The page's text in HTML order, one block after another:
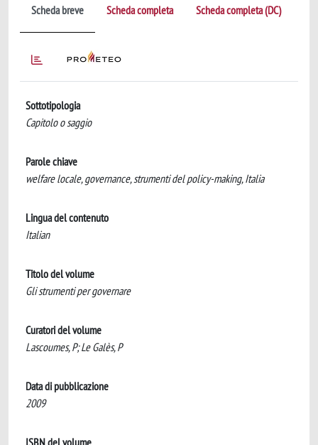
Scheda breve Scheda completa Scheda completa (DC)
Sottotipologia
Capitolo o saggio
Parole chiave
welfare locale, governance, strumenti del policy-making, Italia
Lingua del contenuto
Italian
Titolo del volume
Gli strumenti per governare
Curatori del volume
Lascoumes, P; Le Galès, P
Data di pubblicazione
2009
ISBN del volume